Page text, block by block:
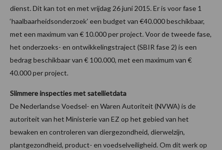
dienst. Dit kan tot en met vrijdag 26 juni 2015. Er is voor fase 1
‘haalbaarheidsonderzoek’ een budget van €40.000 beschikbaar,
met een maximum van € 10.000 per project. Voor de tweede fase,
het onderzoeks- en ontwikkelingstraject (SBIR fase 2) is een
bedrag beschikbaar van € 100.000, met een maximum van €
40.000 per project.
Slimmere inspecties met satellietdata
De Nederlandse Voedsel- en Waren Autoriteit (NVWA) is de
autoriteit van het Ministerie van EZ op het gebied van het
bewaken en controleren van diergezondheid, dierwelzijn,
plantgezondheid, product- en voedselveiligheid. Om dit werk op